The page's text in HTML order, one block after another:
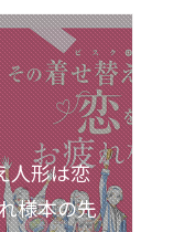
人形は恋
様本の先